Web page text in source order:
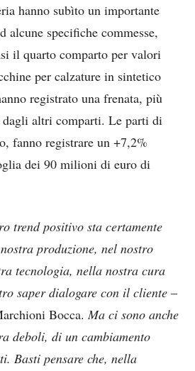
hanno subìto un importante
alcune specifiche commesse,
il quarto comparto per valori
per calzature in sintetico
registrato una frenata, più
dagli altri comparti. Le parti di
fanno registrare un +7,2%
dei 90 milioni di euro di
trend positivo sta certamente
produzione, nel nostro
tecnologia, nella nostra cura
saper dialogare con il cliente –
Bocca.Ma ci sono anche
deboli, di un cambiamento
Basti pensare che, nella